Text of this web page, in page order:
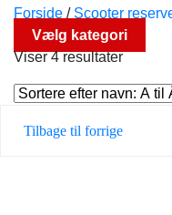
Forside / Scooter
Vælg kategori
Viser 4 resultater
Tilbage til forrige